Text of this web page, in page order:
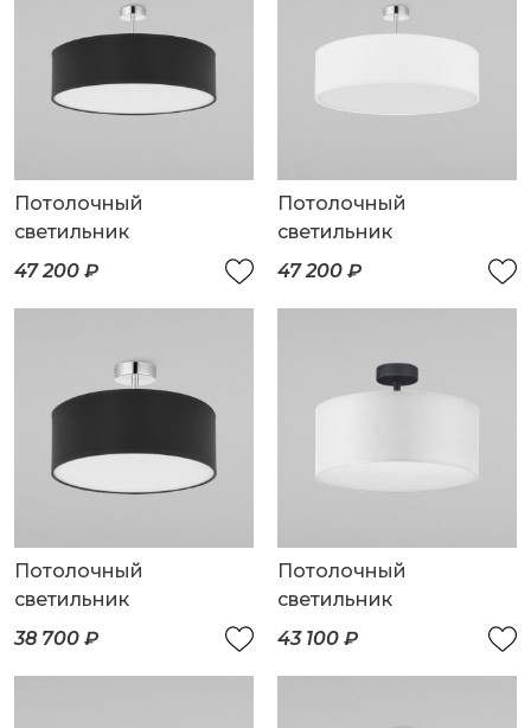
Потолочный
светильник
47 200 ₽
Потолочный
светильник
47 200 ₽
Потолочный
светильник
38 700 ₽
Потолочный
светильник
43 100 ₽